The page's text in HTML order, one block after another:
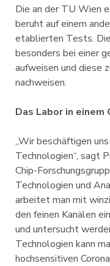
Die an der TU Wien
beruht auf einem
etablierten Tests.
besonders bei einer
aufweisen und diese
nachweisen.
Das Labor in einem
„Wir beschäftigen
Technologien“, sagt
Chip-
Technologien und
arbeitet man mit
den feinen Kanälen
und untersucht
Technologien kann
hochsensitiven